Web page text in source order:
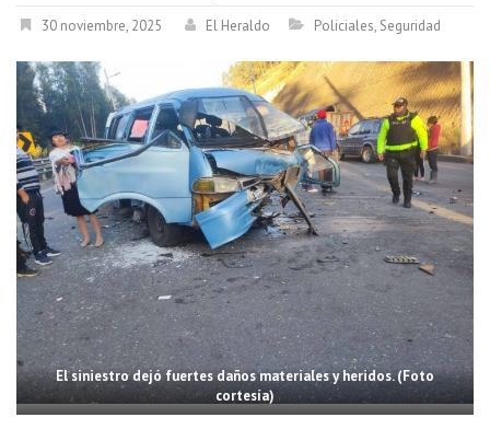
30 noviembre, 2025 El Heraldo Policiales, Seguridad
El siniestro dejó fuertes daños materiales y heridos. (Foto
cortesía)